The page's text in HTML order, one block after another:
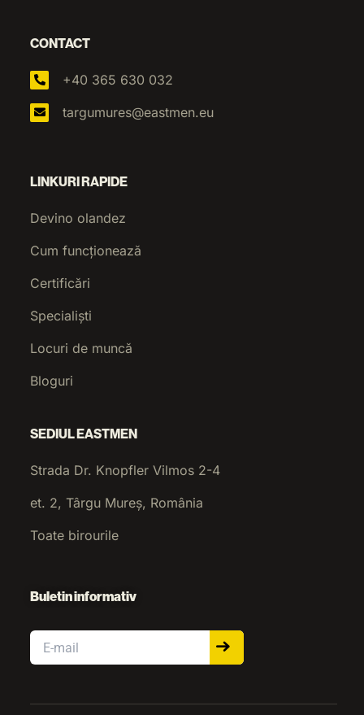
CONTACT
+40 365 630 032
targumures@eastmen.eu
LINKURI RAPIDE
Devino olandez
Cum funcționează
Certificări
Specialiști
Locuri de muncă
Bloguri
SEDIUL EASTMEN
Strada Dr. Knopfler Vilmos 2-4
et. 2, Târgu Mureș, România
Toate birourile
Buletin informativ
Email